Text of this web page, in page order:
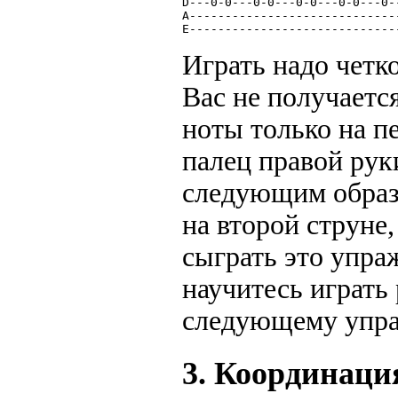
Играть надо
Вас не
ноты только на
палец правой
следующим
на второй
сыграть это
научитесь
следующему
3.